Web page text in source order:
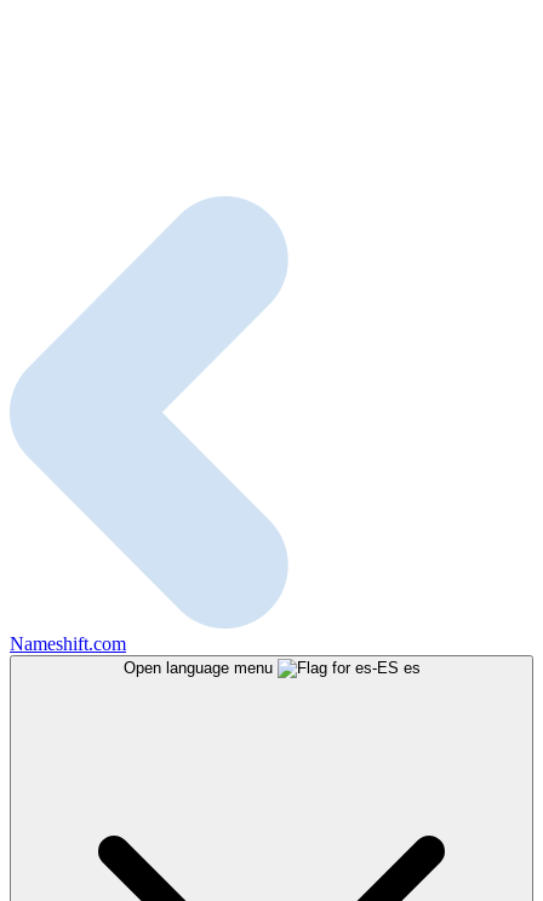
Nameshift.com
Open language menu es